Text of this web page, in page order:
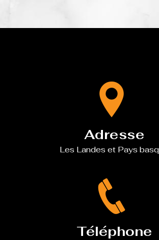
Adresse
Les Landes et Pays
Téléphone